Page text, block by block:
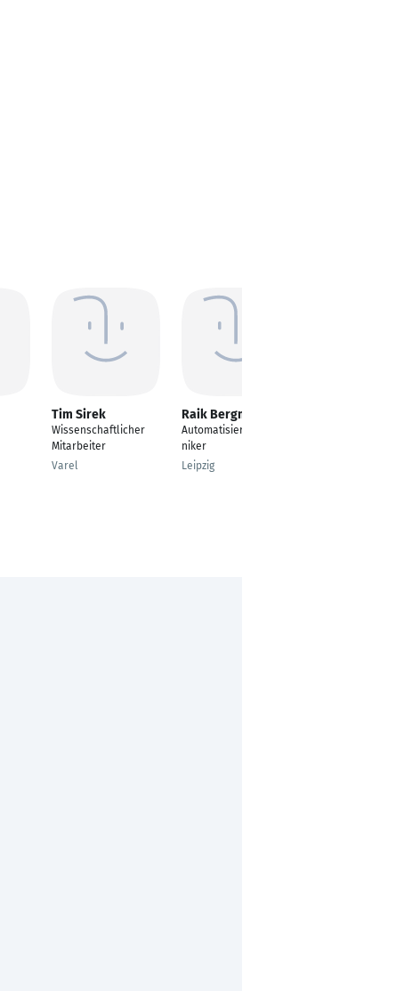
Tim Sirek
Wissenschaftlicher
Mitarbeiter
Varel
Raik Bergmann
Automatisierungstech
niker
Leipzig